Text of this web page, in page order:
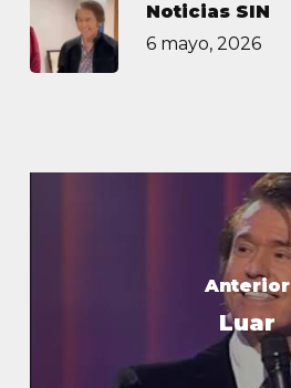
Noticias SIN
6 mayo, 2026
Anterior
Luar